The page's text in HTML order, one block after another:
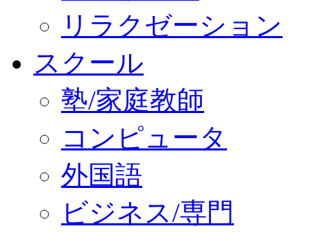
リラクゼーション
スクール
塾/家庭教師
コンピュータ
外国語
ビジネス/専門